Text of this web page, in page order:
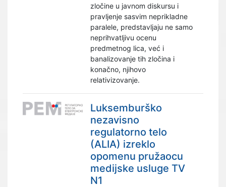
zločine u javnom diskursu i
pravljenje sasvim neprikladne
paralele, predstavljaju ne samo
neprihvatljivu ocenu
predmetnog lica, već i
banalizovanje tih zločina i
konačno, njihovo
relativizovanje.
Luksemburško
nezavisno
regulatorno telo
(ALIA) izreklo
opomenu pružaocu
medijske usluge TV
N1